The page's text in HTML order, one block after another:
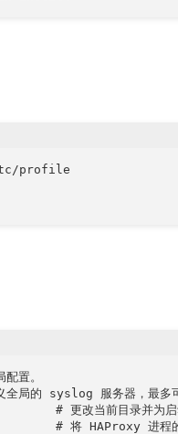
profile
。
syslog 服务器，最多可
# 更改当前目录并为启动
# 将 HAProxy 进程